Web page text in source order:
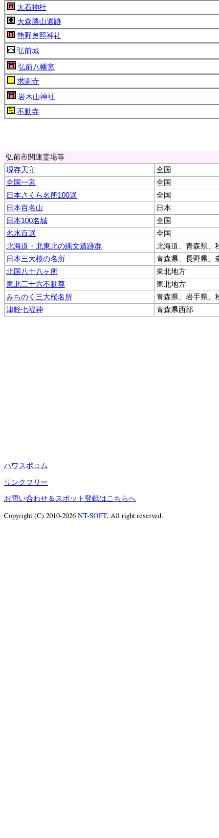
大石神社
大森勝山遺跡
熊野奥照神社
弘前城
弘前八幡宮
求聞寺
岩木山神社
不動寺
弘前市関連霊場等
現存天守
全国
全国一宮
全国
日本さくら名所100選
全国
日本百名山
日本
日本100名城
全国
名水百選
全国
北海道・北東北の縄文遺跡群
北海道、青森県、
日本三大桜の名所
青森県、長野県、
北国八十八ヶ所
東北地方
東北三十六不動尊
東北地方
みちのく三大桜名所
青森県、岩手県、
津軽七福神
青森県西部
パワスポコム
リンクフリー
お問い合わせ＆スポット登録はこちらへ
Copyright (C) 2010-2026 NT-SOFT, All right reserved.